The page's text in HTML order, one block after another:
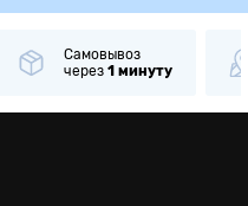
Самовывоз
через 1 минуту